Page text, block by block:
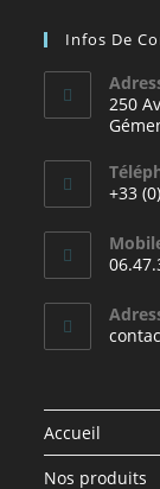
Infos De
250
+33
Accueil
Nos produits